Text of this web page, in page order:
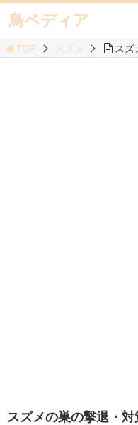
鳥ペディア
TOP スズメ スズ
スズメの巣の撃退・対